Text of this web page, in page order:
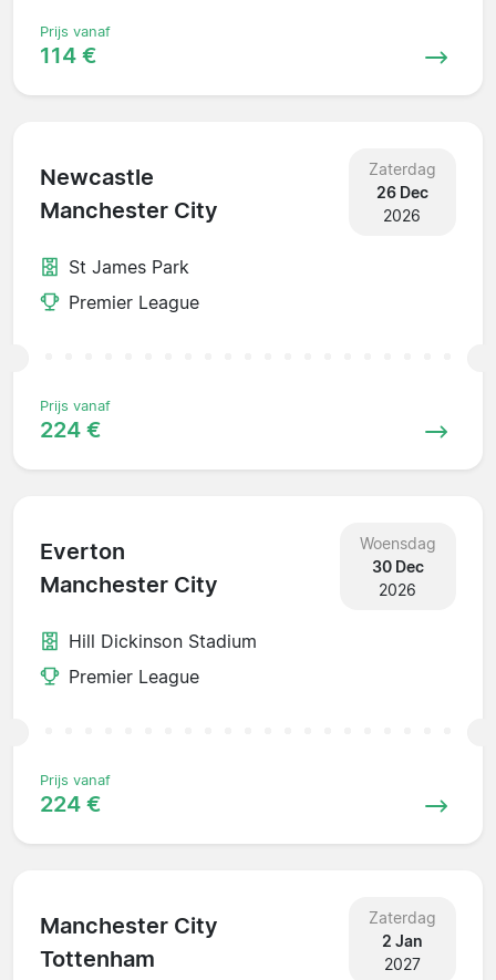
Prijs vanaf
114 €
Newcastle
Manchester City
Zaterdag
26 Dec
2026
St James Park
Premier League
Prijs vanaf
224 €
Everton
Manchester City
Woensdag
30 Dec
2026
Hill Dickinson Stadium
Premier League
Prijs vanaf
224 €
Manchester City
Tottenham
Zaterdag
2 Jan
2027